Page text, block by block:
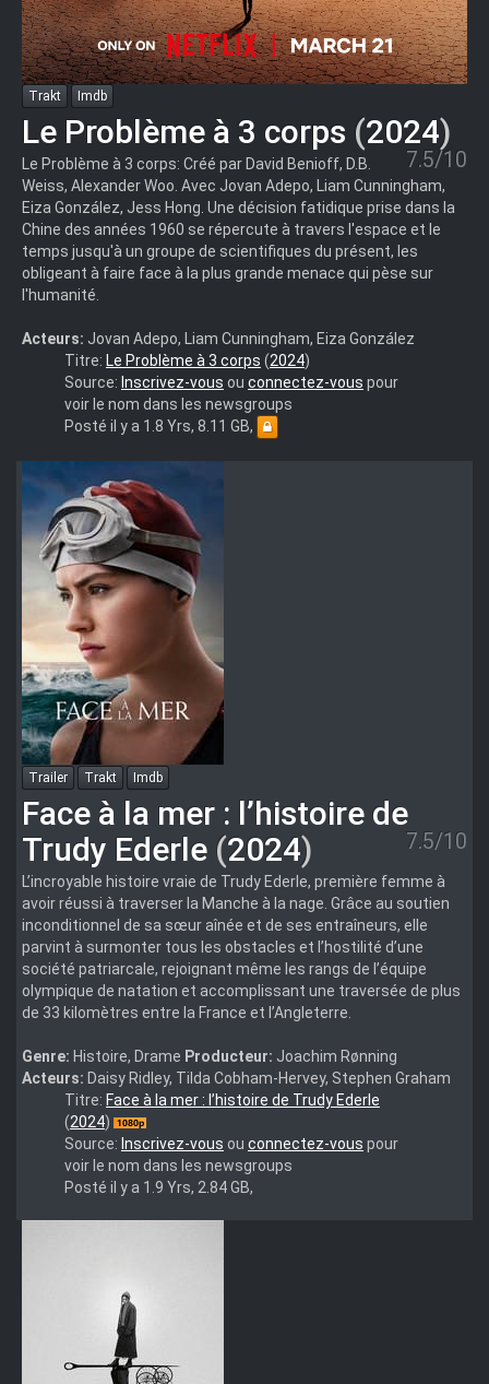
Trakt Imdb
Le Problème à 3 corps (2024)
7.5/10
Le Problème à 3 corps: Créé par David Benioff, D.B.
Weiss, Alexander Woo. Avec Jovan Adepo, Liam Cunningham,
Eiza González, Jess Hong. Une décision fatidique prise dans la
Chine des années 1960 se répercute à travers l'espace et le
temps jusqu'à un groupe de scientifiques du présent, les
obligeant à faire face à la plus grande menace qui pèse sur
l'humanité.
Acteurs: Jovan Adepo, Liam Cunningham, Eiza González
Durand
Ã©p.01
[KRKN680]
Titre: Le Problème à 3 corps (2024)
Source: Inscrivez-vous ou connectez-vous pour
voir le nom dans les newsgroups
Posté il y a 1.8 Yrs, 8.11 GB,
Trailer Trakt Imdb
Face à la mer : l’histoire de
Trudy Ederle (2024) 7.5/10
L’incroyable histoire vraie de Trudy Ederle, première femme à
avoir réussi à traverser la Manche à la nage. Grâce au soutien
inconditionnel de sa sœur aînée et de ses entraîneurs, elle
parvint à surmonter tous les obstacles et l’hostilité d’une
société patriarcale, rejoignant même les rangs de l’équipe
olympique de natation et accomplissant une traversée de plus
de 33 kilomètres entre la France et l’Angleterre.
Genre: Histoire, Drame Producteur: Joachim Rønning
Acteurs: Daisy Ridley, Tilda Cobham-Hervey, Stephen Graham
Titre: Face à la mer : l’histoire de Trudy Ederle
(2024)
Source: Inscrivez-vous ou connectez-vous pour
voir le nom dans les newsgroups
Posté il y a 1.9 Yrs, 2.84 GB,